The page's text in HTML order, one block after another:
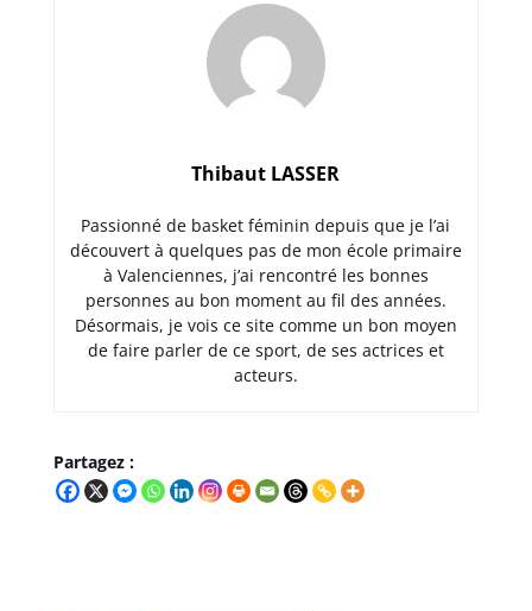
Thibaut LASSER
Passionné de basket féminin depuis que je l’ai
découvert à quelques pas de mon école primaire
à Valenciennes, j’ai rencontré les bonnes
personnes au bon moment au fil des années.
Désormais, je vois ce site comme un bon moyen
de faire parler de ce sport, de ses actrices et
acteurs.
Partagez :